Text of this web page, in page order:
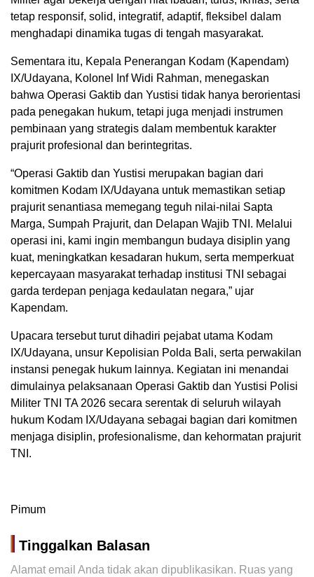
tetap responsif, solid, integratif, adaptif, fleksibel dalam
menghadapi dinamika tugas di tengah masyarakat.
Sementara itu, Kepala Penerangan Kodam (Kapendam)
IX/Udayana, Kolonel Inf Widi Rahman, menegaskan
bahwa Operasi Gaktib dan Yustisi tidak hanya berorientasi
pada penegakan hukum, tetapi juga menjadi instrumen
pembinaan yang strategis dalam membentuk karakter
prajurit profesional dan berintegritas.
“Operasi Gaktib dan Yustisi merupakan bagian dari
komitmen Kodam IX/Udayana untuk memastikan setiap
prajurit senantiasa memegang teguh nilai-nilai Sapta
Marga, Sumpah Prajurit, dan Delapan Wajib TNI. Melalui
operasi ini, kami ingin membangun budaya disiplin yang
kuat, meningkatkan kesadaran hukum, serta memperkuat
kepercayaan masyarakat terhadap institusi TNI sebagai
garda terdepan penjaga kedaulatan negara,” ujar
Kapendam.
Upacara tersebut turut dihadiri pejabat utama Kodam
IX/Udayana, unsur Kepolisian Polda Bali, serta perwakilan
instansi penegak hukum lainnya. Kegiatan ini menandai
dimulainya pelaksanaan Operasi Gaktib dan Yustisi Polisi
Militer TNI TA 2026 secara serentak di seluruh wilayah
hukum Kodam IX/Udayana sebagai bagian dari komitmen
menjaga disiplin, profesionalisme, dan kehormatan prajurit
TNI.
Pimum
Tinggalkan Balasan
Alamat email Anda tidak akan dipublikasikan. Ruas yang